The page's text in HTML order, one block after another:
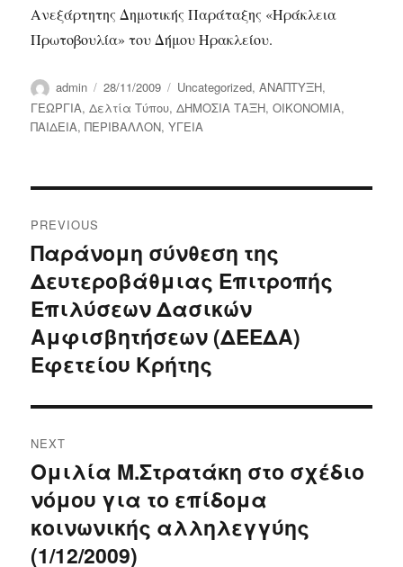
Ανεξάρτητης Δημοτικής Παράταξης «Ηράκλεια
Πρωτοβουλία» του Δήμου Ηρακλείου.
Author
admin
Posted
on
28/11/2009 Categories
Uncategorized,ΑΝΑΠΤΥΞΗ,
ΓΕΩΡΓΙΑ,Δελτία Τύπου,ΔΗΜΟΣΙΑ ΤΑΞΗ,ΟΙΚΟΝΟΜΙΑ,
ΠΑΙΔΕΙΑ,ΠΕΡΙΒΑΛΛΟΝ,ΥΓΕΙΑ
navigation
PREVIOUS
Previous
post:
Παράνομη σύνθεση της
Δευτεροβάθμιας Επιτροπής
Επιλύσεων Δασικών
Αμφισβητήσεων (ΔΕΕΔΑ)
Εφετείου Κρήτης
NEXT
Next
post:
Ομιλία Μ.Στρατάκη στο σχέδιο
νόμου για το επίδομα
κοινωνικής αλληλεγγύης
(1/12/2009)